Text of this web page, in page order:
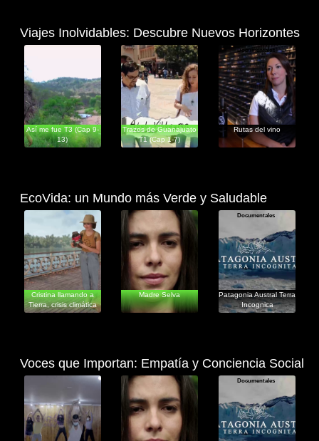
Viajes Inolvidables: Descubre Nuevos Horizontes
Informativos
Así me fue T3 (Cap 9-
13)
Informativos
Trazos de Guanajuato
T1 (Cap 1-7)
Documentales
Rutas del vino
EcoVida: un Mundo más Verde y Saludable
Documentales
Cristina llamando a
Tierra, crisis climática
en
Documentales
Madre Selva
Documentales
Patagonia Austral Terra
Incognica
Voces que Importan: Empatía y Conciencia Social
Documentales Documentales
Documentales